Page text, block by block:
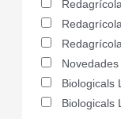
Biologicals
Biologicals